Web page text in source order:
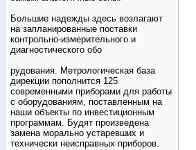
Большие надежды здесь возлагают
на запланированные поставки
контрольно-измерительного и
диагностического обо
рудования. Метрологическая база
дирекции пополнится 125
современными приборами для работы
с оборудованиям, поставленным на
наши объекты по инвестиционным
программам. Будят произведена
замена морально устаревших и
технически неисправных приборов.